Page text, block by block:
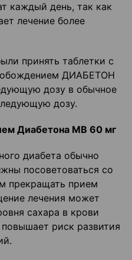
каждый день, так как
лечение более
принять таблетки с
ДИАБЕТОН
дозу в обычное
дозу.
Диабетона МВ 60 мг
диабета обычно
посоветоваться со
прекращать прием
лечения может
сахара в крови
риск развития